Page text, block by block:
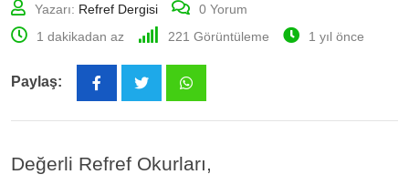
Yazarı: Refref Dergisi 0 Yorum
1 dakikadan az
221 Görüntüleme 1 yıl önce
Paylaş:
Whatsapp
Değerli Refref Okurları,